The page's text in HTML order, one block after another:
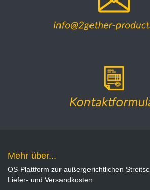
Mehr über...
OS-Plattform zur außergerichtlichen
Liefer- und Versandkosten